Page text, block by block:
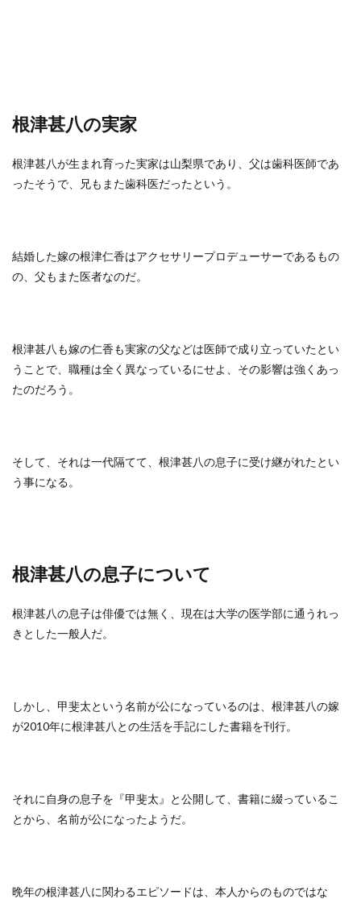
根津甚八の実家
根津甚八が生まれ育った実家は山梨県であり、父は歯科医師であ
ったそうで、兄もまた歯科医だったという。
結婚した嫁の根津仁香はアクセサリープロデューサーであるもの
の、父もまた医者なのだ。
根津甚八も嫁の仁香も実家の父などは医師で成り立っていたとい
うことで、職種は全く異なっているにせよ、その影響は強くあっ
たのだろう。
そして、それは一代隔てて、根津甚八の息子に受け継がれたとい
う事になる。
根津甚八の息子について
根津甚八の息子は俳優では無く、現在は大学の医学部に通うれっ
きとした一般人だ。
しかし、甲斐太という名前が公になっているのは、根津甚八の嫁
が2010年に根津甚八との生活を手記にした書籍を刊行。
それに自身の息子を『甲斐太』と公開して、書籍に綴っているこ
とから、名前が公になったようだ。
晩年の根津甚八に関わるエピソードは、本人からのものではな